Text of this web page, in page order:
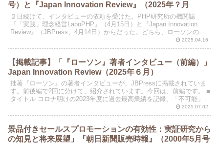
号）と『Japan Innovation Review』（2025年？月
２日続けて、インタビューの依頼を受けた。PHP研究所の機関誌
『「実践」理念経営LaboPHP』（4月15日）と『Japan Innovation
Review』（JBPress、4月14日）からだった。どちら、ローソンのイ
2025.04.16
【掲載記事】「『ローソン』著者インタビュー（前編）」
Japan Innovation Review（2025年６月）
拙著『ローソン』の著者インタビューが、JBPressに掲載されていま
す。前後編で2回に分けて、紹介されています。今回は、前編です。 ■
タイトル コロナ明けの2023年度に過去最高業績を記録、「不可能」と
2025.07.02
景品付きセールスプロモーションの有効性：実証研究から
の知見と将来展望」『朝日新聞販売時報』（2000年5月号